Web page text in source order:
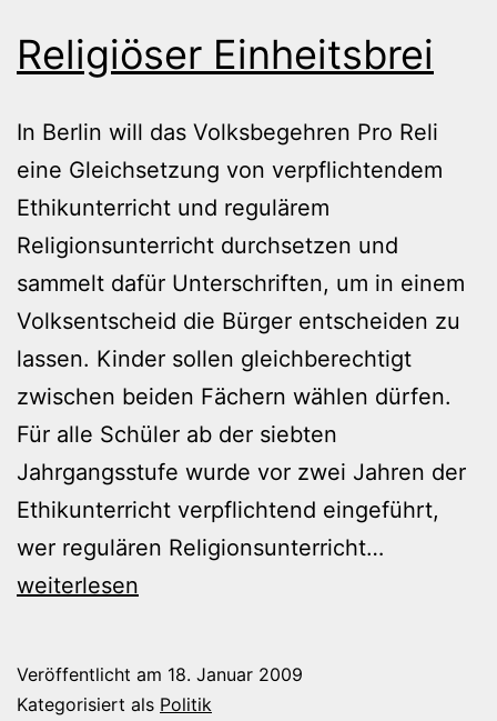
Religiöser Einheitsbrei
In Berlin will das Volksbegehren Pro Reli
eine Gleichsetzung von verpflichtendem
Ethikunterricht und regulärem
Religionsunterricht durchsetzen und
sammelt dafür Unterschriften, um in einem
Volksentscheid die Bürger entscheiden zu
lassen. Kinder sollen gleichberechtigt
zwischen beiden Fächern wählen dürfen.
Für alle Schüler ab der siebten
Jahrgangsstufe wurde vor zwei Jahren der
Ethikunterricht verpflichtend eingeführt,
wer regulären Religionsunterricht…
weiterlesen
Veröffentlicht am 18. Januar 2009
Kategorisiert als Politik